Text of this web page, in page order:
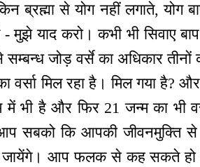
ब्रह्मा से योग नहीं लगाते, योग
मुझे याद करो। कभी भी सिवाए
जोड़ वर्से का अधिकार तीनों
वर्सा मिल रहा है। मिल गया है?
में भी है और फिर 21 जन्म का भी
सबको कि आपकी जीवनमुक्ति से
आप फलक से कह सकते हो कि